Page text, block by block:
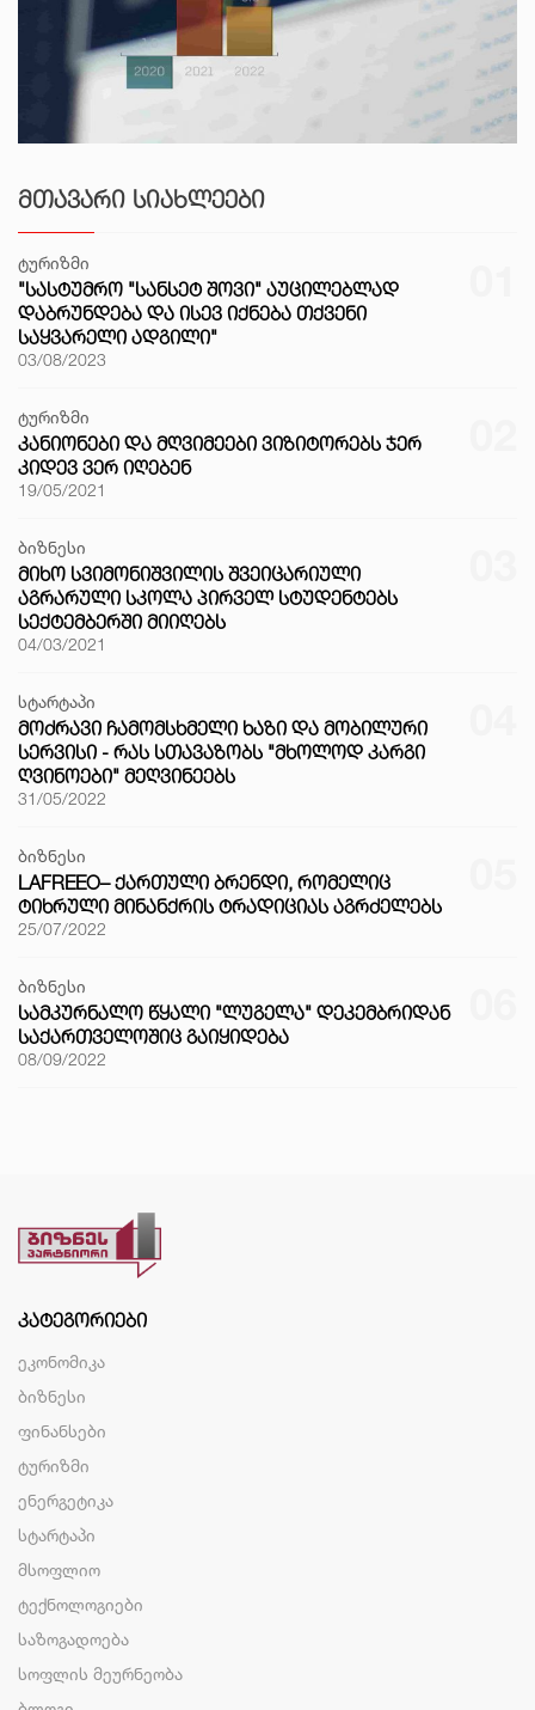
ᲛᲗᲐᲕᲐᲠᲘ ᲡᲘᲐᲮᲚᲔᲔᲑᲘ
ტურიზმი
"ᲡᲐᲡᲢᲣᲛᲠᲝ "ᲡᲐᲜᲡᲔᲢ ᲨᲝᲕᲘ" ᲐᲣᲪᲘᲚᲔᲑᲚᲐᲓ
ᲓᲐᲑᲠᲣᲜᲓᲔᲑᲐ ᲓᲐ ᲘᲡᲔᲕ ᲘᲥᲜᲔᲑᲐ ᲗᲥᲕᲔᲜᲘ
ᲡᲐᲧᲕᲐᲠᲔᲚᲘ ᲐᲓᲒᲘᲚᲘ"
03/08/2023
ტურიზმი
ᲙᲐᲜᲘᲝᲜᲔᲑᲘ ᲓᲐ ᲛᲦᲕᲘᲛᲔᲔᲑᲘ ᲕᲘᲖᲘᲢᲝᲠᲔᲑᲡ ᲯᲔᲠ
ᲙᲘᲓᲔᲕ ᲕᲔᲠ ᲘᲦᲔᲑᲔᲜ
19/05/2021
ბიზნესი
ᲛᲘᲮᲝ ᲡᲕᲘᲛᲝᲜᲘᲨᲕᲘᲚᲘᲡ ᲨᲕᲔᲘᲪᲐᲠᲘᲣᲚᲘ
ᲐᲒᲠᲐᲠᲣᲚᲘ ᲡᲙᲝᲚᲐ ᲞᲘᲠᲕᲔᲚ ᲡᲢᲣᲓᲔᲜᲢᲔᲑᲡ
ᲡᲔᲥᲢᲔᲛᲑᲔᲠᲨᲘ ᲛᲘᲘᲦᲔᲑᲡ
04/03/2021
სტარტაპი
ᲛᲝᲫᲠᲐᲕᲘ ᲩᲐᲛᲝᲛᲡᲮᲛᲔᲚᲘ ᲮᲐᲖᲘ ᲓᲐ ᲛᲝᲑᲘᲚᲣᲠᲘ
ᲡᲔᲠᲕᲘᲡᲘ - ᲠᲐᲡ ᲡᲗᲐᲕᲐᲖᲝᲑᲡ "ᲛᲮᲝᲚᲝᲓ ᲙᲐᲠᲒᲘ
ᲦᲕᲘᲜᲝᲔᲑᲘ" ᲛᲔᲦᲕᲘᲜᲔᲔᲑᲡ
31/05/2022
ბიზნესი
LAFREEO– ᲥᲐᲠᲗᲣᲚᲘ ᲑᲠᲔᲜᲓᲘ, ᲠᲝᲛᲔᲚᲘᲪ
ᲢᲘᲮᲠᲣᲚᲘ ᲛᲘᲜᲐᲜᲥᲠᲘᲡ ᲢᲠᲐᲓᲘᲪᲘᲐᲡ ᲐᲒᲠᲫᲔᲚᲔᲑᲡ
25/07/2022
ბიზნესი
ᲡᲐᲛᲙᲣᲠᲜᲐᲚᲝ ᲬᲧᲐᲚᲘ "ᲚᲣᲒᲔᲚᲐ" ᲓᲔᲙᲔᲛᲑᲠᲘᲓᲐᲜ
ᲡᲐᲥᲐᲠᲗᲕᲔᲚᲝᲨᲘᲪ ᲒᲐᲘᲧᲘᲓᲔᲑᲐ
08/09/2022
ᲙᲐᲢᲔᲒᲝᲠᲘᲔᲑᲘ
ეკონომიკა
ბიზნესი
ფინანსები
ტურიზმი
ენერგეტიკა
სტარტაპი
მსოფლიო
ტექნოლოგიები
საზოგადოება
სოფლის მეურნეობა